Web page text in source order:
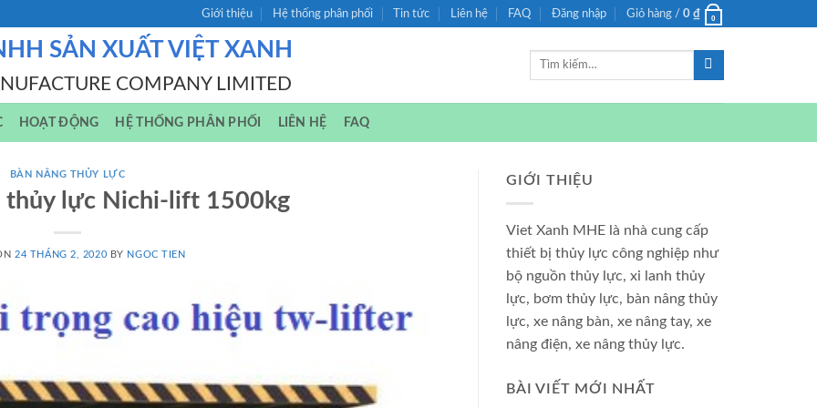
Giới thiệu Hệ thống phân phối Tin tức Liên hệ FAQ Đăng nhập Giỏ hàng / 0 ₫ 0
SẢN XUẤT VIỆT XANH
COMPANY LIMITED
Tìm
HOẠT ĐỘNG HỆ THỐNG PHÂN PHỐI LIÊN HỆ FAQ
BÀN NÂNG THỦY LỰC
thủy lực Nichi-lift 1500kg
24 THÁNG 2, 2020 BY NGOC TIEN
GIỚI THIỆU
Viet Xanh MHE là nhà cung cấp
thiết bị thủy lực công nghiệp như
bộ nguồn thủy lực, xi lanh thủy
lực, bơm thủy lực, bàn nâng thủy
lực, xe nâng bàn, xe nâng tay, xe
nâng điện, xe nâng thủy lực.
BÀI VIẾT MỚI NHẤT